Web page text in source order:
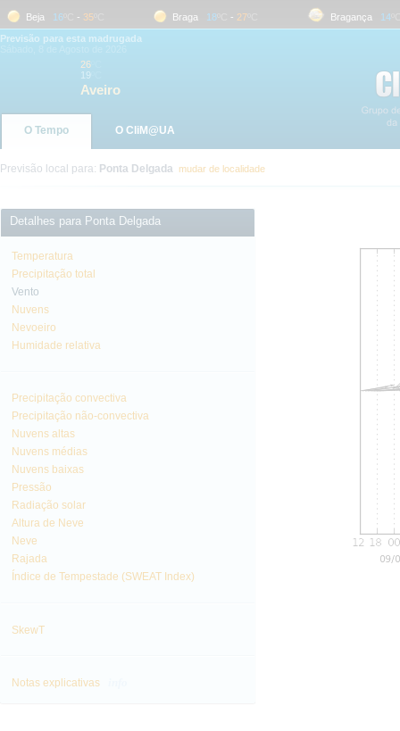
Beja 16 ºC- 35 ºC Braga 18 ºC- 27 ºC Bragança 14 ºC-
Previsão para esta madrugada
26
19
Aveiro
O Tempo O CliM@UA
Previsão local para: Ponta Delgada mudar de localidade
Detalhes para Ponta Delgada
Temperatura
Precipitação total
Vento
Nuvens
Nevoeiro
Humidade relativa
Precipitação convectiva
Precipitação não-convectiva
Nuvens altas
Nuvens médias
Nuvens baixas
Pressão
Radiação solar
Altura de Neve
Neve
Rajada
Índice de Tempestade (SWEAT Index)
SkewT
Notas explicativas